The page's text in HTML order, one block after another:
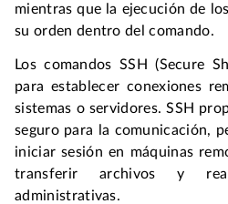
mientras que la ejecución de
su orden dentro del comando.
Los comandos SSH (Secure
para establecer conexiones
sistemas o servidores. SSH
seguro para la comunicación,
iniciar sesión en máquinas
transferir archivos y
administrativas.